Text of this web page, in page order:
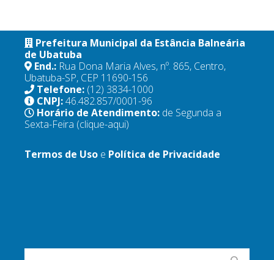
Prefeitura Municipal da Estância Balneária
de Ubatuba
End.: Rua Dona Maria Alves, nº. 865, Centro,
Ubatuba-SP, CEP 11690-156
Telefone: (12) 3834-1000
CNPJ:46.482.857/0001-96
Horário de Atendimento: de Segunda a
Sexta-Feira (clique-aqui)
Termos de Uso e Política de Privacidade